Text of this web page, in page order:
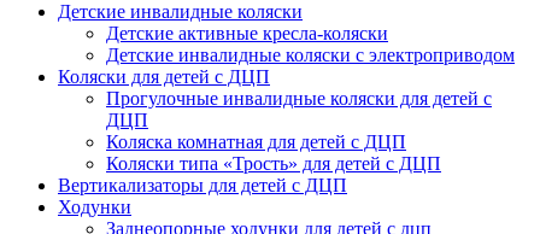
Детские инвалидные коляски
Детские активные кресла-коляски
Детские инвалидные коляски с электроприводом
Коляски для детей с ДЦП
Прогулочные инвалидные коляски для детей с
ДЦП
Коляска комнатная для детей с ДЦП
Коляски типа «Трость» для детей с ДЦП
Вертикализаторы для детей с ДЦП
Ходунки
Заднеопорные ходунки для детей с дцп